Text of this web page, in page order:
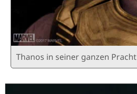
Thanos in seiner ganzen Pracht